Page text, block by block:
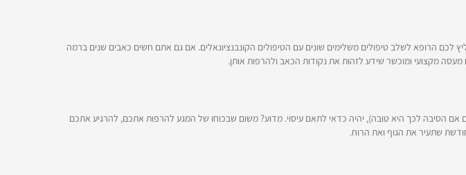
הרופא לשלב טיפולים משלימים שונים עם הטיפולים הקונבנציונאלים. אם גם אתם חשים כאבים שנים ברמה
מעסה מקצועי ומוכשר שידע לזהות את נקודות הכאב ולהרפות אותן.
הסיבה לכך היא טובה), יהיה כדאי לתאם עיסוי. מדוע? משום שבכוחו של המגע להרפות אתכם, להרגיע אתכם
שתעיר את הגוף ואת הרוח.